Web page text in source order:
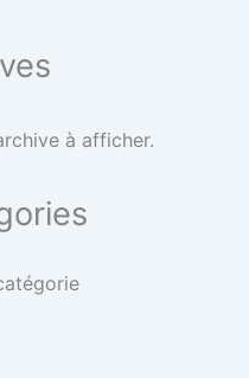
à afficher.